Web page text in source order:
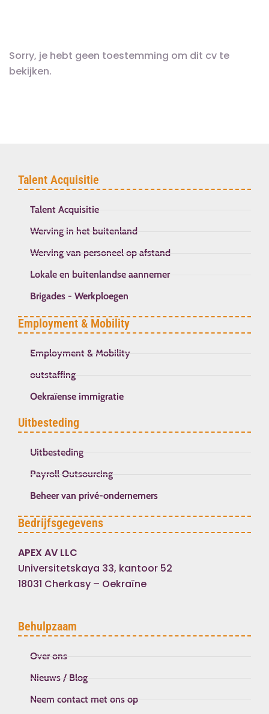
Sorry, je hebt geen toestemming om dit cv te
bekijken.
Talent Acquisitie
Talent Acquisitie
Werving in het buitenland
Werving van personeel op afstand
Lokale en buitenlandse aannemer
Brigades - Werkploegen
Employment & Mobility
Employment & Mobility
outstaffing
Oekraïense immigratie
Uitbesteding
Uitbesteding
Payroll Outsourcing
Beheer van privé-ondernemers
Bedrijfsgegevens
APEX AV LLC
Universitetskaya 33, kantoor 52
18031 Cherkasy – Oekraïne
Behulpzaam
Over ons
Nieuws / Blog
Neem contact met ons op